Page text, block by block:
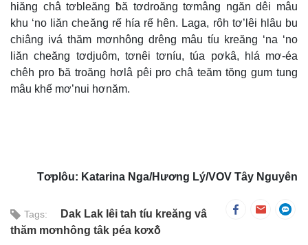
hiăng châ tơbleăng ƀă tơdroăng tơmâng ngăn dêi mâu
khu ‘no liăn cheăng rế hía rế hên. Laga, rôh tơ’lêi hlâu bu
chiâng ivá thăm mơnhông drêng mâu tíu kreăng ‘na ‘no
liăn cheăng tơdjuôm, tơnêi tơníu, túa pơkâ, hlá mơ-éa
chêh pro ƀă troăng hơlâ pêi pro châ teăm tŏng gum tung
mâu khế mơ’nui hơnăm.
Tơplôu: Katarina Nga/Hương Lý/VOV Tây Nguyên
Tags:
Dak Lak lêi tah tíu kreăng vâ
thăm mơnhông tâk péa kơxô̆